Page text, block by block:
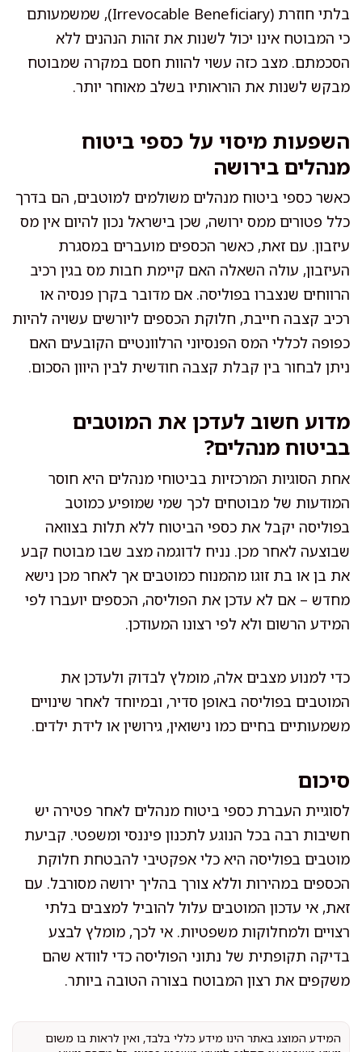
בלתי חוזרת (Irrevocable Beneficiary), שמשמעותם
כי המבוטח אינו יכול לשנות את זהות הנהנים ללא
הסכמתם. מצב כזה עשוי להוות חסם במקרה שמבוטח
מבקש לשנות את הוראותיו בשלב מאוחר יותר.
השפעות מיסוי על כספי ביטוח
מנהלים בירושה
כאשר כספי ביטוח מנהלים משולמים למוטבים, הם בדרך
כלל פטורים ממס ירושה, שכן בישראל נכון להיום אין מס
עיזבון. עם זאת, כאשר הכספים מועברים במסגרת
העיזבון, עולה השאלה האם קיימת חבות מס בגין רכיב
הרווחים שנצברו בפוליסה. אם מדובר בקרן פנסיה או
רכיב קצבה חייבת, חלוקת הכספים ליורשים עשויה להיות
כפופה לכללי המס הפנסיוני הרלוונטיים הקובעים האם
ניתן לבחור בין קבלת קצבה חודשית לבין היוון הסכום.
מדוע חשוב לעדכן את המוטבים
בביטוח מנהלים?
אחת הסוגיות המרכזיות בביטוחי מנהלים היא חוסר
המודעות של מבוטחים לכך שמי שמופיע כמוטב
בפוליסה יקבל את כספי הביטוח ללא תלות בצוואה
שבוצעה לאחר מכן. נניח לדוגמה מצב שבו מבוטח קבע
את בן או בת זוגו מהמנוח כמוטבים אך לאחר מכן נישא
מחדש – אם לא עדכן את הפוליסה, הכספים יועברו לפי
המידע הרשום ולא לפי רצונו המעודכן.
כדי למנוע מצבים אלה, מומלץ לבדוק ולעדכן את
המוטבים בפוליסה באופן סדיר, ובמיוחד לאחר שינויים
משמעותיים בחיים כמו נישואין, גירושין או לידת ילדים.
סיכום
לסוגיית העברת כספי ביטוח מנהלים לאחר פטירה יש
חשיבות רבה בכל הנוגע לתכנון פיננסי ומשפטי. קביעת
מוטבים בפוליסה היא כלי אפקטיבי להבטחת חלוקת
הכספים במהירות וללא צורך בהליך ירושה מסורבל. עם
זאת, אי עדכון המוטבים עלול להוביל למצבים בלתי
רצויים ולמחלוקות משפטיות. אי לכך, מומלץ לבצע
בדיקה תקופתית של נתוני הפוליסה כדי לוודא שהם
משקפים את רצון המבוטח בצורה הטובה ביותר.
המידע המוצג באתר הינו מידע כללי בלבד, ואין לראות בו משום